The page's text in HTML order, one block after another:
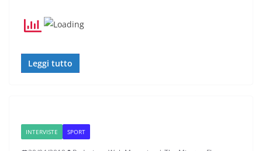
Leggi tutto
INTERVISTE SPORT